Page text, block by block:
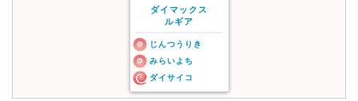
ダイマックス
ルギア
じんつうりき
みらいよち
ダイサイコ